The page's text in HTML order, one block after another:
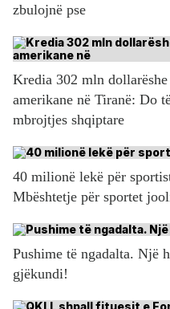
zbulojnë pse
Kredia 302 mln
amerikane në Tiranë: Do
mbrojtjes shqiptare
40 milionë lekë për
Mbështetje për sportet
Pushime të ngadalta. Një
gjëkundi!